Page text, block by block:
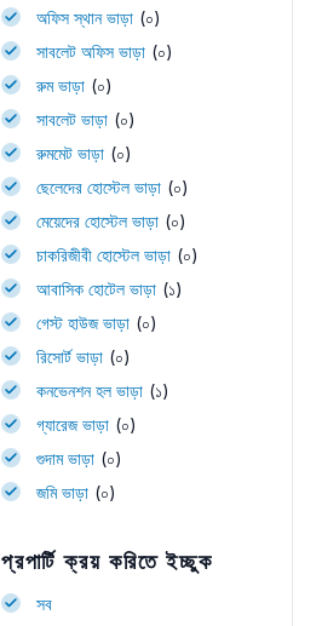
অফিস স্থান ভাড়া (০)
সাবলেট অফিস ভাড়া (০)
রুম ভাড়া (০)
সাবলেট ভাড়া (০)
রুমমেট ভাড়া (০)
ছেলেদের হোস্টেল ভাড়া (০)
মেয়েদের হোস্টেল ভাড়া (০)
চাকরিজীবী হোস্টেল ভাড়া (০)
আবাসিক হোটেল ভাড়া (১)
গেস্ট হাউজ ভাড়া (০)
রিসোর্ট ভাড়া (০)
কনভেনশন হল ভাড়া (১)
গ্যারেজ ভাড়া (০)
গুদাম ভাড়া (০)
জমি ভাড়া (০)
প্রপার্টি ক্রয় করিতে ইচ্ছুক
সব